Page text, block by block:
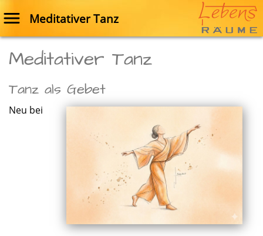
Meditativer Tanz
Meditativer Tanz
Tanz als Gebet
Neu bei